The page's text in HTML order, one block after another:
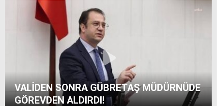
VALİDEN SONRA GÜBRETAŞ MÜDÜRNÜDE
GÖREVDEN ALDIRDI!